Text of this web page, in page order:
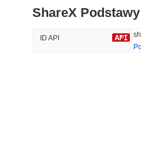
#1255
ShareX Podstawy
ID API